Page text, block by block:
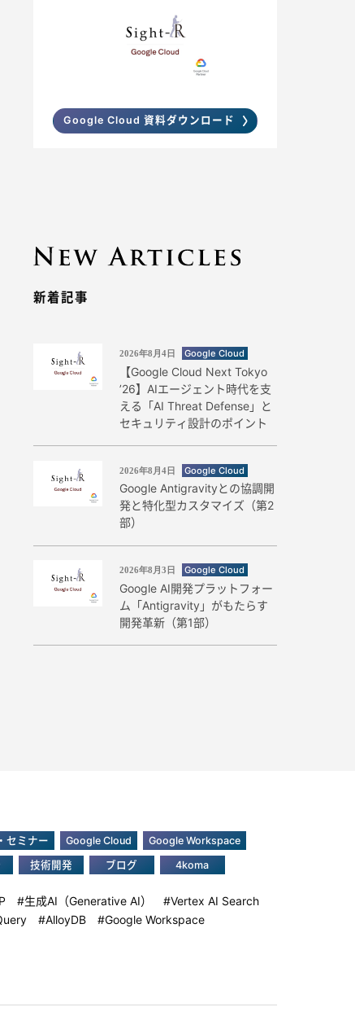
Google Cloud 資料ダウンロード
新着記事
2026年8月4日 Google Cloud
【Google Cloud Next Tokyo
’26】AIエージェント時代を支
える「AI Threat Defense」と
セキュリティ設計のポイント
2026年8月4日 Google Cloud
Google Antigravityとの協調開
発と特化型カスタマイズ（第2
部）
2026年8月3日 Google Cloud
Google AI開発プラットフォー
ム「Antigravity」がもたらす
開発革新（第1部）
セミナー Google Cloud Google Workspace
技術開発 ブログ 4koma
生成AI（Generative AI）
Vertex AI Search
AlloyDB
Google Workspace